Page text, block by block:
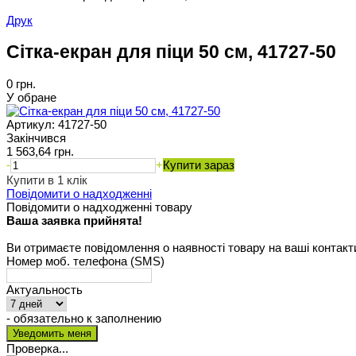
Друк
Сітка-екран для піци 50 см, 41727-50
0 грн.
У обране
Артикул: 41727-50
Закінчився
1 563,64 грн.
-
+Купити зараз
Купити в 1 клік
Повідомити о надходженні
Повідомити о надходженні товару
Ваша заявка прийнята!
Ви отримаєте повідомлення о наявності товару на ваші
Номер моб. телефона (SMS)
Актуальность
- обязательно к заполнению
Проверка...